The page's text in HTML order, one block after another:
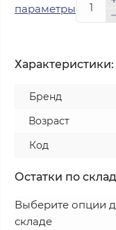
параметры
Характеристики:
Бренд
Возраст
Код
Остатки по
Выберите опции
складе